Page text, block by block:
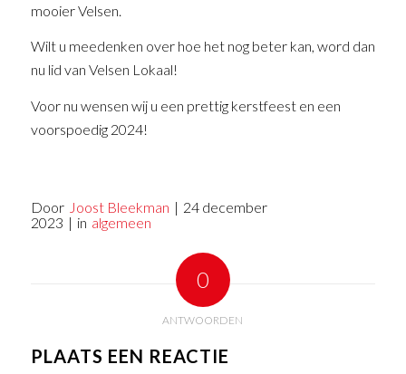
mooier Velsen.
Wilt u meedenken over hoe het nog beter kan, word dan
nu lid van Velsen Lokaal!
Voor nu wensen wij u een prettig kerstfeest en een
voorspoedig 2024!
Door Joost Bleekman | 24 december
2023 | in algemeen
0
ANTWOORDEN
PLAATS EEN REACTIE